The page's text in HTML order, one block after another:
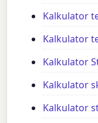
Kalkulator
Kalkulator
Kalkulator
Kalkulator
Kalkulator